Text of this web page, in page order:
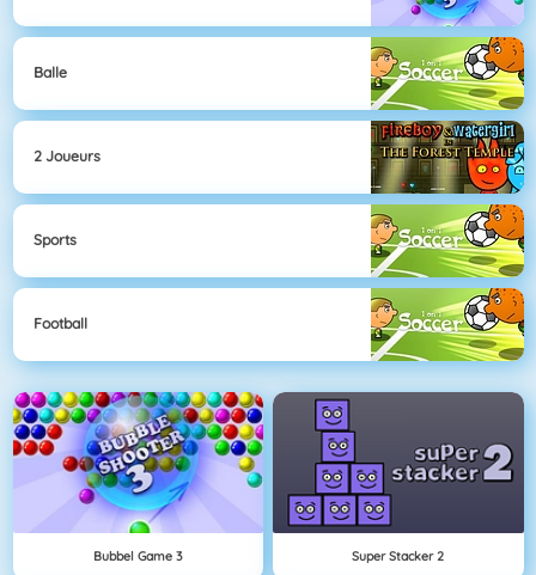
Balle
2 Joueurs
Sports
Football
Bubbel Game 3 Super Stacker 2